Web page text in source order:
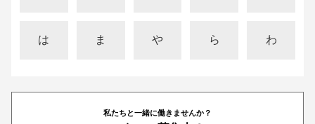
は ま や ら わ
私たちと一緒に働きませんか？